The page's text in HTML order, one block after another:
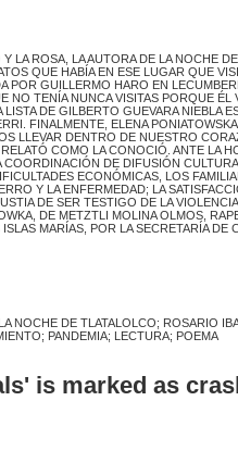
LA ROSA, LA AUTORA DE LA NOCHE
QUE HABÍA EN ESE LUGAR QUE
POR GUILLERMO HARO EN
NO TENÍA NUNCA VISITAS PORQUE ÉL
DE GILBERTO GUEVARA NIEBLA
FINALMENTE, ELENA
LLEVAR DENTRO DE NUESTRO
COMO LA CONOCIÓ. ANTE LA
DE DIFUSIÓN
ECONÓMICAS, LOS
Y LA ENFERMEDAD; LA
DE SER TESTIGO DE LA
DE METZTLI MOLINA OLMOS,
MARÍAS, POR LA SECRETARÍA DE
NOCHE DE TLATALOLCO; ROSARIO
PANDEMIA; LECTURA; POEMA
is marked as